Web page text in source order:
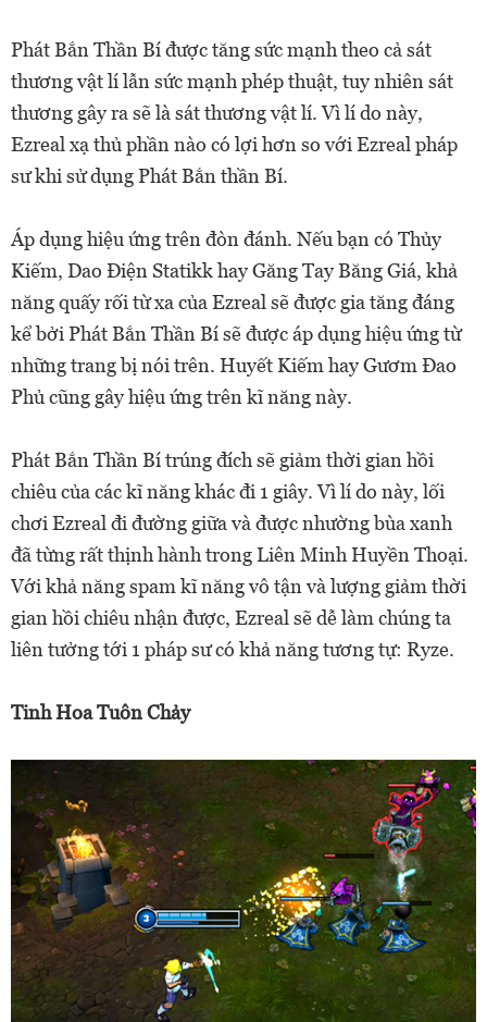
Phát Bắn Thần Bí được tăng sức mạnh theo cả sát
thương vật lí lẫn sức mạnh phép thuật, tuy nhiên sát
thương gây ra sẽ là sát thương vật lí. Vì lí do này,
Ezreal xạ thủ phần nào có lợi hơn so với Ezreal pháp
sư khi sử dụng Phát Bắn thần Bí.
Áp dụng hiệu ứng trên đòn đánh. Nếu bạn có Thủy
Kiếm, Dao Điện Statikk hay Găng Tay Băng Giá, khả
năng quấy rối từ xa của Ezreal sẽ được gia tăng đáng
kể bởi Phát Bắn Thần Bí sẽ được áp dụng hiệu ứng từ
những trang bị nói trên. Huyết Kiếm hay Gươm Đao
Phủ cũng gây hiệu ứng trên kĩ năng này.
Phát Bắn Thần Bí trúng đích sẽ giảm thời gian hồi
chiêu của các kĩ năng khác đi 1 giây. Vì lí do này, lối
chơi Ezreal đi đường giữa và được nhường bùa xanh
đã từng rất thịnh hành trong Liên Minh Huyền Thoại.
Với khả năng spam kĩ năng vô tận và lượng giảm thời
gian hồi chiêu nhận được, Ezreal sẽ dễ làm chúng ta
liên tưởng tới 1 pháp sư có khả năng tương tự: Ryze.
Tinh Hoa Tuôn Chảy